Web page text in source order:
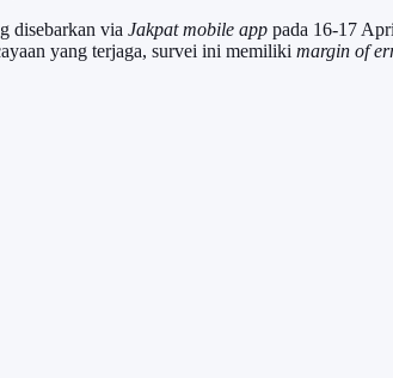
disebarkan via Jakpat mobile app pada 16-17
yang terjaga, survei ini memiliki margin of